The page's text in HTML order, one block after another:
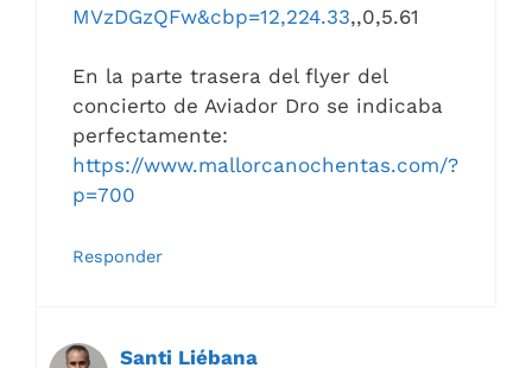
MVzDGzQFw&cbp=12,224.33,,0,5.61
En la parte trasera del flyer del
concierto de Aviador Dro se indicaba
perfectamente:
https://www.mallorcanochentas.com/?
p=700
Responder
Santi Liébana